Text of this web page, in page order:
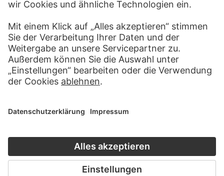
All rights reserved.
DIGITALE SAMMLUNG
Startseite
Werke
Künstler
Alben
SOCIAL MEDIA